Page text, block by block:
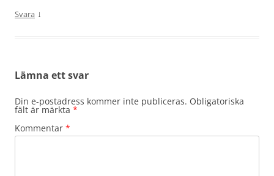
Svara ↓
Lämna ett svar
Din e-postadress kommer inte publiceras. Obligatoriska
fält är märkta *
Kommentar *